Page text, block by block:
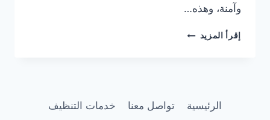
وآمنة، وهذه…
إقرأ المزيد شركة
|0505337973
الرئيسية تواصل معنا
خدمات التنظيف